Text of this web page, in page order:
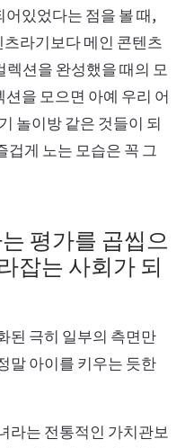
있었다는 점을 볼 때,
츠라기보다 메인 콘텐츠
렉션을 완성했을 때의 모
을 모으면 아예 우리 어
놀이방 같은 것들이 되
겁게 노는 모습은 꼭 그
평가를 곱씹으
잡는 사회가 되
된 극히 일부의 측면만
말 아이를 키우는 듯한
라는 전통적인 가치관보